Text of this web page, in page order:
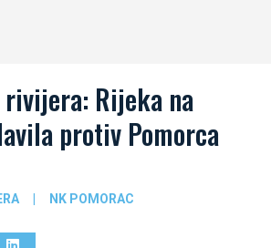
Rijeka na
protiv Pomorca
| NK POMORAC